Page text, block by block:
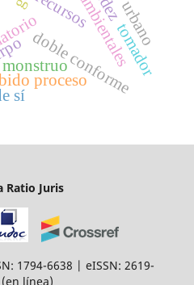
recursos
doble conforme
proceso
sí
monstruo tomador
Ratio Juris
1794-6638 | eISSN: 2619-
línea)